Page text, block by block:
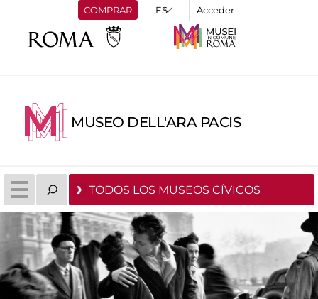
COMPRAR Acceder
MUSEO DELL'ARA PACIS
TODOS LOS MUSEOS CÍVICOS